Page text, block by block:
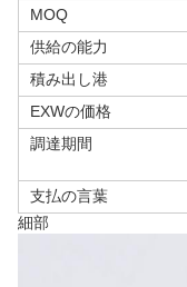
MOQ
供給の能力
積み出し港
EXWの価格
調達期間
支払の言葉
細部